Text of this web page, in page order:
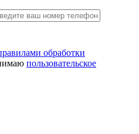
обработки
пользовательское